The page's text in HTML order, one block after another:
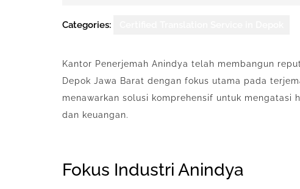
Categories:
Kantor Penerjemah Anindya telah membangun
Depok Jawa Barat dengan fokus utama pada
menawarkan solusi komprehensif untuk
dan keuangan.
Fokus Industri Anindya